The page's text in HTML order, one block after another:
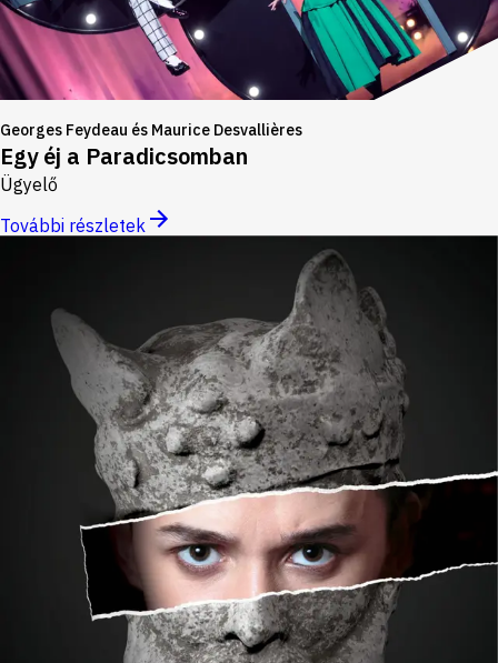
Georges Feydeau és Maurice Desvallières
Egy éj a Paradicsomban
Ügyelő
További részletek